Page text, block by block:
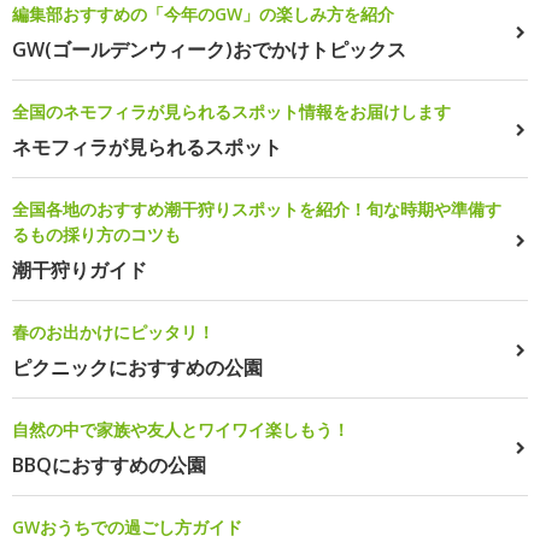
編集部おすすめの「今年のGW」の楽しみ方を紹介
GW(ゴールデンウィーク)おでかけトピックス
全国のネモフィラが見られるスポット情報をお届けします
ネモフィラが見られるスポット
全国各地のおすすめ潮干狩りスポットを紹介！旬な時期や準備す
るもの採り方のコツも
潮干狩りガイド
春のお出かけにピッタリ！
ピクニックにおすすめの公園
自然の中で家族や友人とワイワイ楽しもう！
BBQにおすすめの公園
GWおうちでの過ごし方ガイド